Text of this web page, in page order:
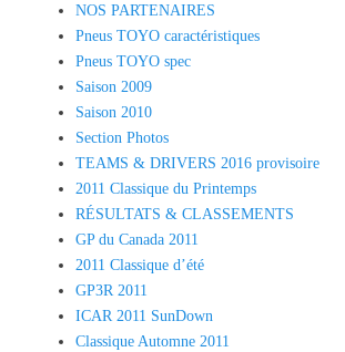
NOS PARTENAIRES
Pneus TOYO caractéristiques
Pneus TOYO spec
Saison 2009
Saison 2010
Section Photos
TEAMS & DRIVERS 2016 provisoire
2011 Classique du Printemps
RÉSULTATS & CLASSEMENTS
GP du Canada 2011
2011 Classique d’été
GP3R 2011
ICAR 2011 SunDown
Classique Automne 2011